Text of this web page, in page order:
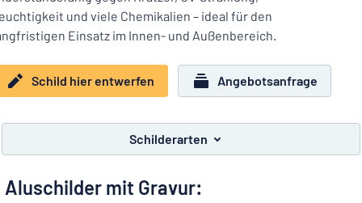
Industrie und Fertigung
Alle Kategorien anzeigen
Das Gesuchte nicht gefunden? Schild hier entwerfen
Heim
Kennzeichnung
Namensschilder
Alle Kategorien anzeigen
Angebotsanfrage
Einloggen
und viele Chemikalien – ideal für den
Einsatz im Innen- und Außenbereich.
Schild hier entwerfen Angebotsanfrage
Schilderarten
Aluschilder mit Gravur: